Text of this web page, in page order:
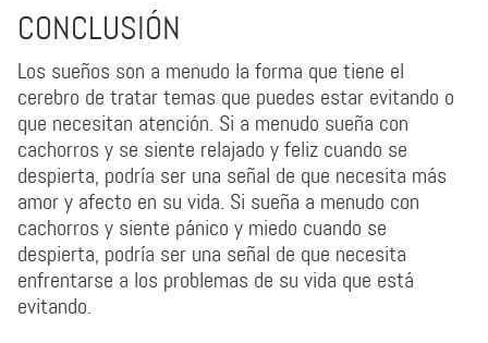
CONCLUSIÓN
Los sueños son a menudo la forma que tiene el
cerebro de tratar temas que puedes estar evitando o
que necesitan atención. Si a menudo sueña con
cachorros y se siente relajado y feliz cuando se
despierta, podría ser una señal de que necesita más
amor y afecto en su vida. Si sueña a menudo con
cachorros y siente pánico y miedo cuando se
despierta, podría ser una señal de que necesita
enfrentarse a los problemas de su vida que está
evitando.